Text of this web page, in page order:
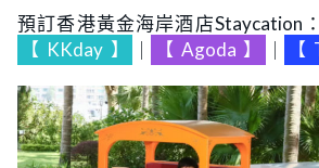
預訂香港黃金海岸酒店Staycation：
【 KKday 】 【 Agoda 】 【